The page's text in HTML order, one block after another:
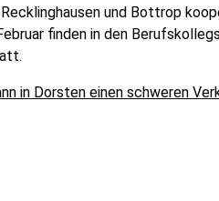
und Bottrop
finden in den
in Dorsten einen schweren